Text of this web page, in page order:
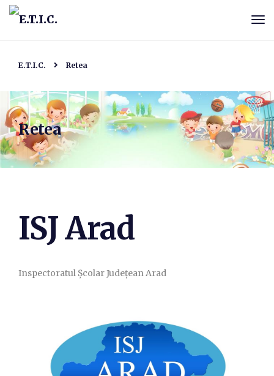
E.T.I.C. Retea
Retea
ISJ Arad
Inspectoratul Şcolar Judeţean Arad